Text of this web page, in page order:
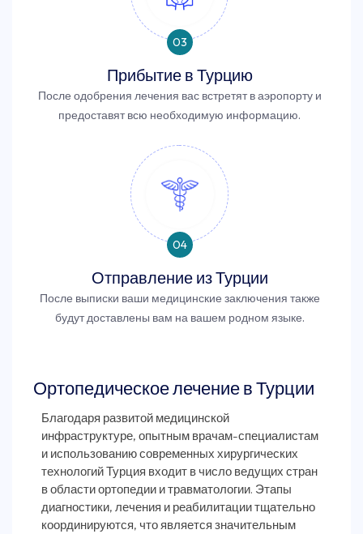
03
Прибытие в Турцию
После одобрения лечения вас встретят в аэропорту и
предоставят всю необходимую информацию.
04
Отправление из Турции
После выписки ваши медицинские заключения также
будут доставлены вам на вашем родном языке.
Ортопедическое лечение в Турции
Благодаря развитой медицинской
инфраструктуре, опытным врачам-специалистам
и использованию современных хирургических
технологий Турция входит в число ведущих стран
в области ортопедии и травматологии. Этапы
диагностики, лечения и реабилитации тщательно
координируются, что является значительным